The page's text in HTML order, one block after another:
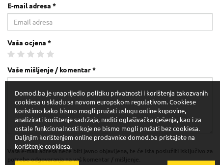
E-mail adresa *
Vaša ocjena *
Vaše mišljenje / komentar *
Vaša e-mail adresa neće biti javno objavljena, te će ista poslužiti isključivo za
potrebe odgovaranja na vaš komentar / mišljenje.
Domod.ba je unaprijedio politiku privatnosti i korištenja takozvanih
cookiesa u skladu sa novom europskom regulativom. Cookiese
koristimo kako bismo mogli pružati uslugu online kupovine,
analizirati korištenje sadržaja, nuditi oglašivačka rješenja, kao i za
ostale funkcionalnosti koje ne bismo mogli pružati bez cookiesa.
Daljnjim korištenjem online prodavnice domod.ba pristajete na
korištenje cookiesa.